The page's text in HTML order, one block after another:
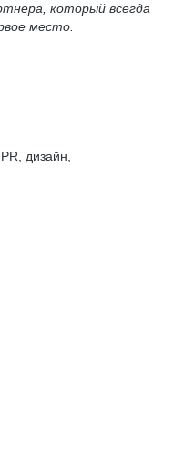
который всегда
место.
дизайн,